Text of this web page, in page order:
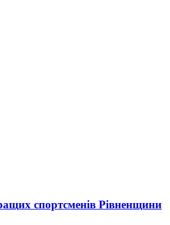
спортсменів Рівненщини